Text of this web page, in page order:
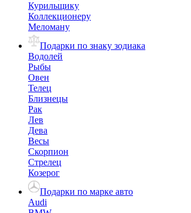
Курильщику
Коллекционеру
Меломану
Подарки по знаку зодиака
Водолей
Рыбы
Овен
Телец
Близнецы
Рак
Лев
Дева
Весы
Скорпион
Стрелец
Козерог
Подарки по марке авто
Audi